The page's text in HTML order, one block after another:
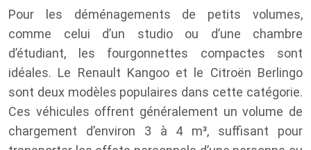
Pour les déménagements de petits volumes,
comme celui d’un studio ou d’une chambre
d’étudiant, les fourgonnettes compactes sont
idéales. Le Renault Kangoo et le Citroën Berlingo
sont deux modèles populaires dans cette catégorie.
Ces véhicules offrent généralement un volume de
chargement d’environ 3 à 4 m³, suffisant pour